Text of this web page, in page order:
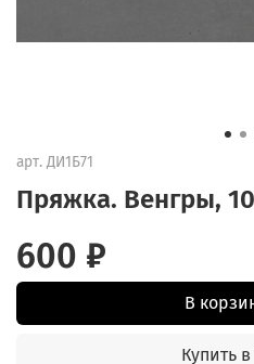
арт. ДИ1Б71
Пряжка. Венгры,
600 ₽
В
Купить